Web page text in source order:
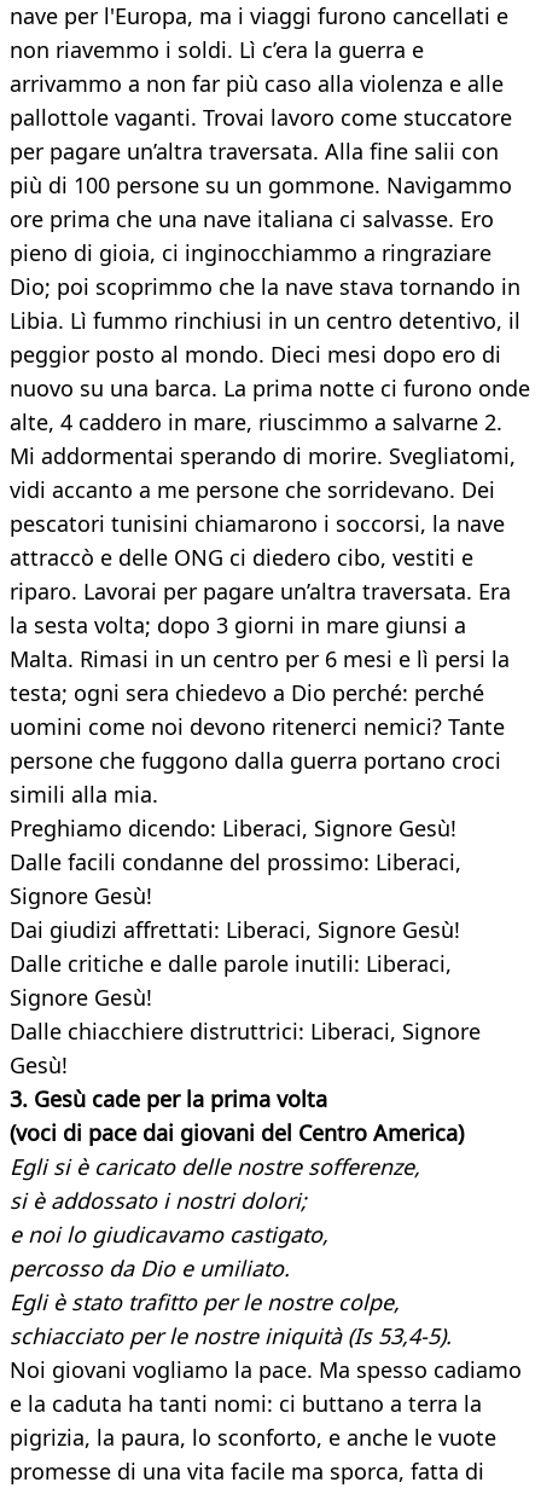
nave per l'Europa, ma i viaggi furono cancellati e
non riavemmo i soldi. Lì c’era la guerra e
arrivammo a non far più caso alla violenza e alle
pallottole vaganti. Trovai lavoro come stuccatore
per pagare un’altra traversata. Alla fine salii con
più di 100 persone su un gommone. Navigammo
ore prima che una nave italiana ci salvasse. Ero
pieno di gioia, ci inginocchiammo a ringraziare
Dio; poi scoprimmo che la nave stava tornando in
Libia. Lì fummo rinchiusi in un centro detentivo, il
peggior posto al mondo. Dieci mesi dopo ero di
nuovo su una barca. La prima notte ci furono onde
alte, 4 caddero in mare, riuscimmo a salvarne 2.
Mi addormentai sperando di morire. Svegliatomi,
vidi accanto a me persone che sorridevano. Dei
pescatori tunisini chiamarono i soccorsi, la nave
attraccò e delle ONG ci diedero cibo, vestiti e
riparo. Lavorai per pagare un’altra traversata. Era
la sesta volta; dopo 3 giorni in mare giunsi a
Malta. Rimasi in un centro per 6 mesi e lì persi la
testa; ogni sera chiedevo a Dio perché: perché
uomini come noi devono ritenerci nemici? Tante
persone che fuggono dalla guerra portano croci
simili alla mia.
Preghiamo dicendo: Liberaci, Signore Gesù!
Dalle facili condanne del prossimo: Liberaci,
Signore Gesù!
Dai giudizi affrettati: Liberaci, Signore Gesù!
Dalle critiche e dalle parole inutili: Liberaci,
Signore Gesù!
Dalle chiacchiere distruttrici: Liberaci, Signore
Gesù!
3. Gesù cade per la prima volta
(voci di pace dai giovani del Centro America)
Egli si è caricato delle nostre sofferenze,
si è addossato i nostri dolori;
e noi lo giudicavamo castigato,
percosso da Dio e umiliato.
Egli è stato trafitto per le nostre colpe,
schiacciato per le nostre iniquità (Is 53,4-5).
Noi giovani vogliamo la pace. Ma spesso cadiamo
e la caduta ha tanti nomi: ci buttano a terra la
pigrizia, la paura, lo sconforto, e anche le vuote
promesse di una vita facile ma sporca, fatta di